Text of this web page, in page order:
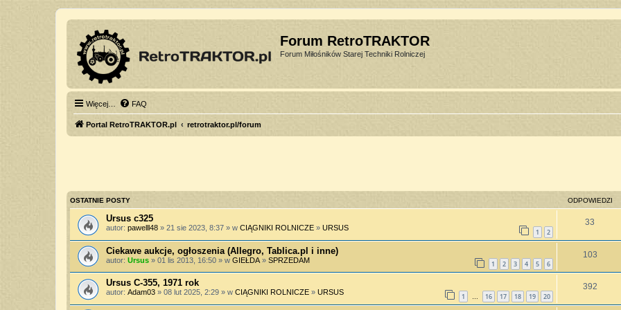
Forum RetroTRAKTOR
Forum Miłośników Starej Techniki Rolniczej
Więcej… FAQ
Portal RetroTRAKTOR.pl retrotraktor.pl/forum
OSTATNIE POSTY ODPOWIEDZI
Ursus c325
1 2
autor: pawelll48 » 21 sie 2023, 8:37 » w CIĄGNIKI ROLNICZE » URSUS
33
Ciekawe aukcje, ogłoszenia (Allegro, Tablica.pl i inne)
1 2 3 4 5 6
autor: Ursus » 01 lis 2013, 16:50 » w GIEŁDA » SPRZEDAM
103
Ursus C-355, 1971 rok
1 … 16 17 18 19 20
autor: Adam03 » 08 lut 2025, 2:29 » w CIĄGNIKI ROLNICZE » URSUS
392